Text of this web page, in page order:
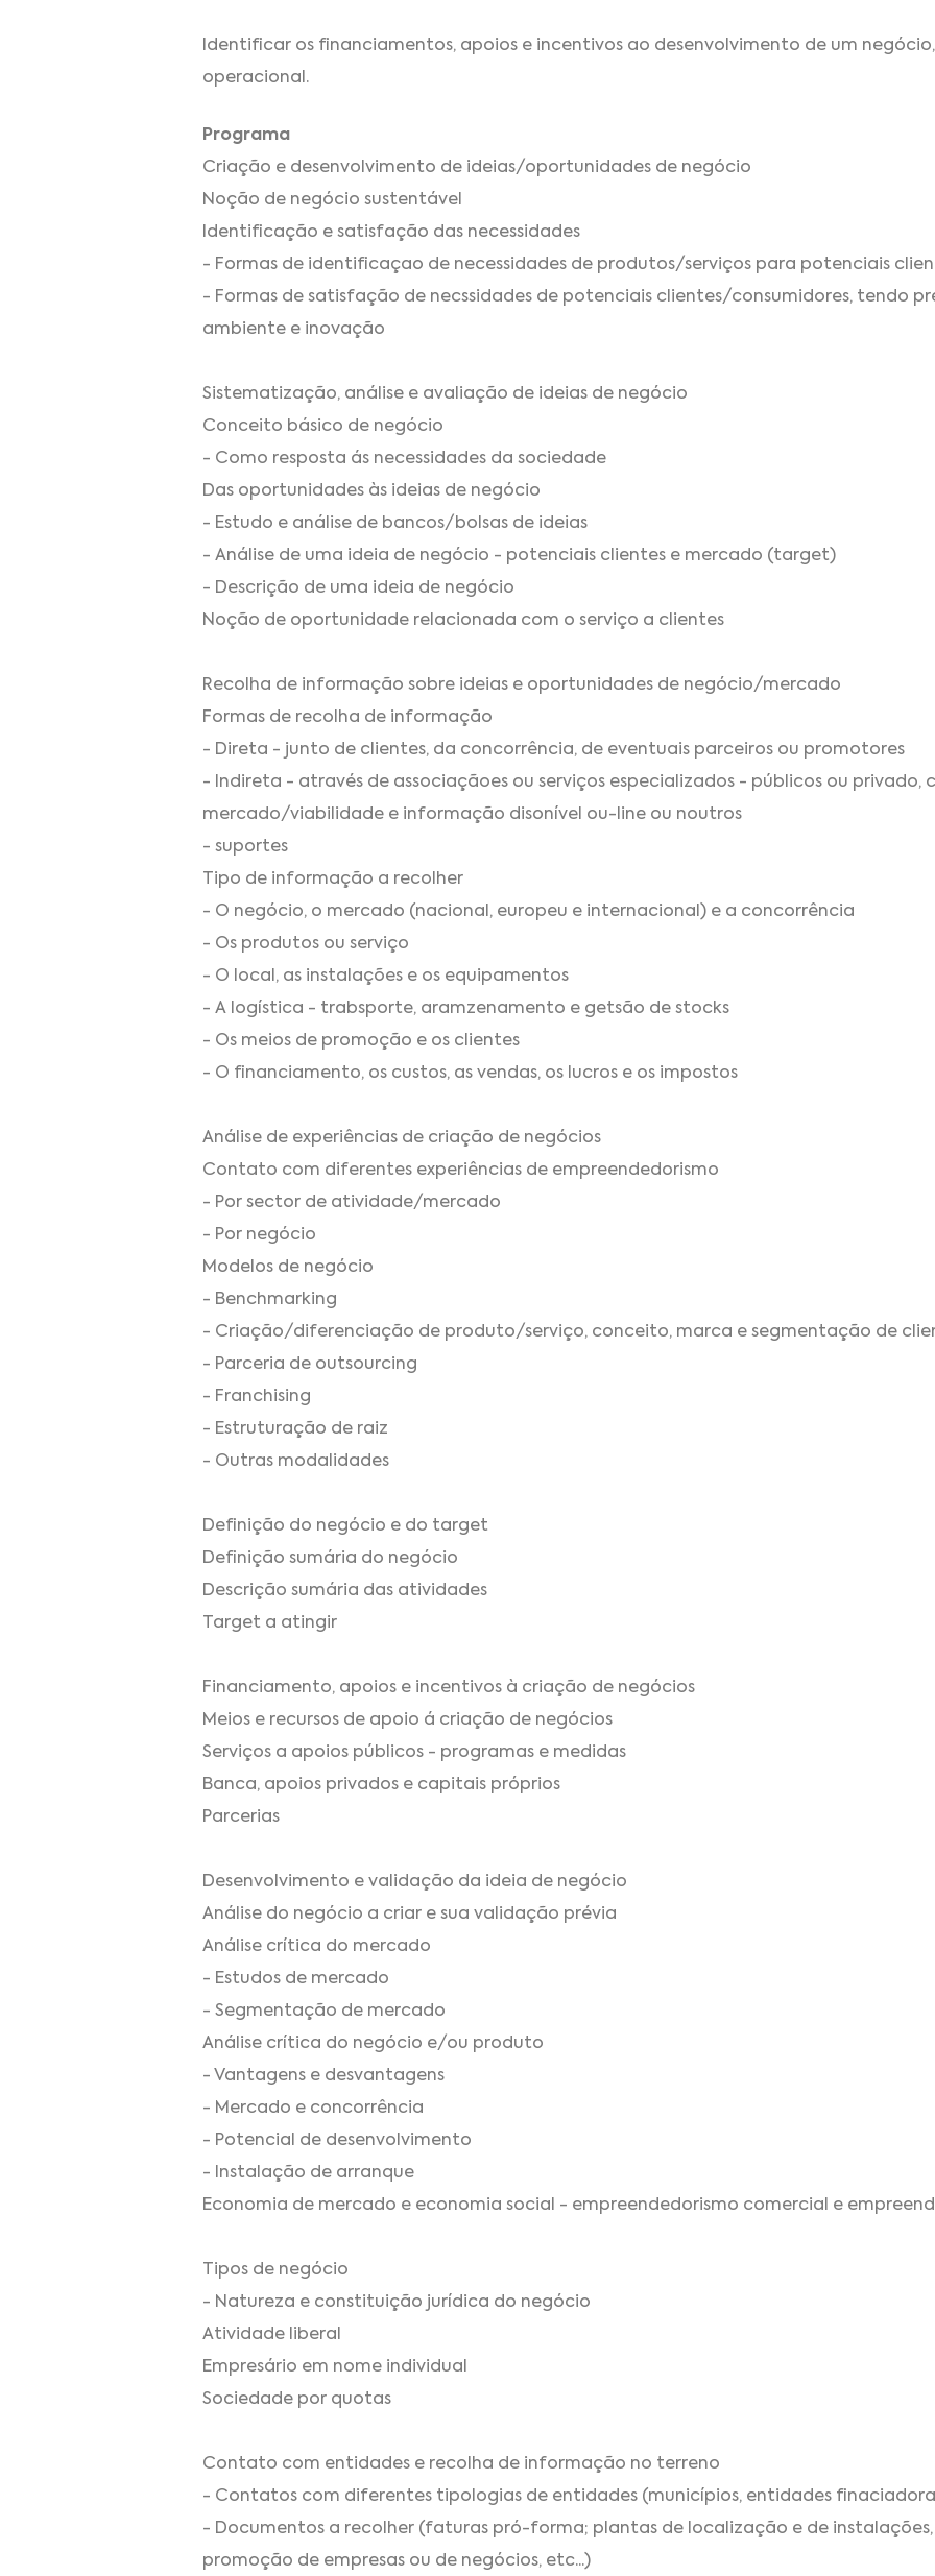
Identificar os financiamentos, apoios e incentivos ao desenvolvimento de um
operacional.
Programa
Criação e desenvolvimento de ideias/oportunidades de negócio
Noção de negócio sustentável
Identificação e satisfação das necessidades
- Formas de identificaçao de necessidades de produtos/serviços para potenciais
- Formas de satisfação de necssidades de potenciais clientes/consumidores, tendo
ambiente e inovação
Sistematização, análise e avaliação de ideias de negócio
Conceito básico de negócio
- Como resposta ás necessidades da sociedade
Das oportunidades às ideias de negócio
- Estudo e análise de bancos/bolsas de ideias
- Análise de uma ideia de negócio - potenciais clientes e mercado (target)
- Descrição de uma ideia de negócio
Noção de oportunidade relacionada com o serviço a clientes
Recolha de informação sobre ideias e oportunidades de negócio/mercado
Formas de recolha de informação
- Direta - junto de clientes, da concorrência, de eventuais parceiros ou promotores
- Indireta - através de associaçãoes ou serviços especializados - públicos ou privado,
mercado/viabilidade e informação disonível ou-line ou noutros
- suportes
Tipo de informação a recolher
- O negócio, o mercado (nacional, europeu e internacional) e a concorrência
- Os produtos ou serviço
- O local, as instalações e os equipamentos
- A logística - trabsporte, aramzenamento e getsão de stocks
- Os meios de promoção e os clientes
- O financiamento, os custos, as vendas, os lucros e os impostos
Análise de experiências de criação de negócios
Contato com diferentes experiências de empreendedorismo
- Por sector de atividade/mercado
- Por negócio
Modelos de negócio
- Benchmarking
- Criação/diferenciação de produto/serviço, conceito, marca e segmentação de
- Parceria de outsourcing
- Franchising
- Estruturação de raiz
- Outras modalidades
Definição do negócio e do target
Definição sumária do negócio
Descrição sumária das atividades
Target a atingir
Financiamento, apoios e incentivos à criação de negócios
Meios e recursos de apoio á criação de negócios
Serviços a apoios públicos - programas e medidas
Banca, apoios privados e capitais próprios
Parcerias
Desenvolvimento e validação da ideia de negócio
Análise do negócio a criar e sua validação prévia
Análise crítica do mercado
- Estudos de mercado
- Segmentação de mercado
Análise crítica do negócio e/ou produto
- Vantagens e desvantagens
- Mercado e concorrência
- Potencial de desenvolvimento
- Instalação de arranque
Economia de mercado e economia social - empreendedorismo comercial e
Tipos de negócio
- Natureza e constituição jurídica do negócio
Atividade liberal
Empresário em nome individual
Sociedade por quotas
Contato com entidades e recolha de informação no terreno
- Contatos com diferentes tipologias de entidades (municípios, entidades
- Documentos a recolher (faturas pró-forma; plantas de localização e de
promoção de empresas ou de negócios, etc...)